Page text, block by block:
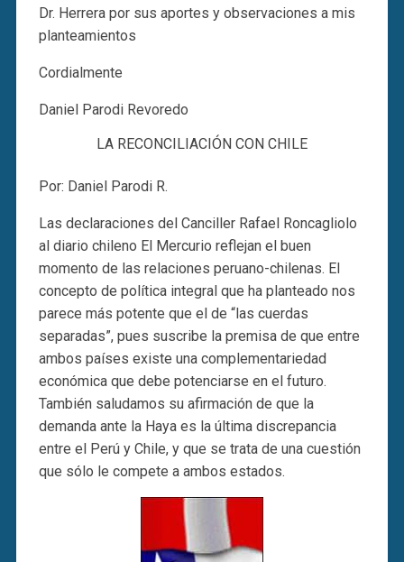
Dr. Herrera por sus aportes y observaciones a mis
planteamientos
Cordialmente
Daniel Parodi Revoredo
LA RECONCILIACIÓN CON CHILE
Por: Daniel Parodi R.
Las declaraciones del Canciller Rafael Roncagliolo
al diario chileno El Mercurio reflejan el buen
momento de las relaciones peruano-chilenas. El
concepto de política integral que ha planteado nos
parece más potente que el de “las cuerdas
separadas”, pues suscribe la premisa de que entre
ambos países existe una complementariedad
económica que debe potenciarse en el futuro.
También saludamos su afirmación de que la
demanda ante la Haya es la última discrepancia
entre el Perú y Chile, y que se trata de una cuestión
que sólo le compete a ambos estados.